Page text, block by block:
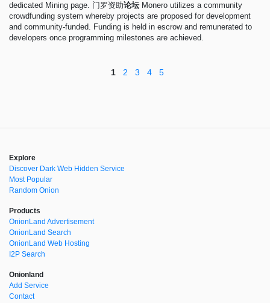
dedicated Mining page. 门罗资助论坛 Monero utilizes a community
crowdfunding system whereby projects are proposed for development
and community-funded. Funding is held in escrow and remunerated to
developers once programming milestones are achieved.
1 2 3 4 5
Explore
Discover Dark Web Hidden Service
Most Popular
Random Onion
Products
OnionLand Advertisement
OnionLand Search
OnionLand Web Hosting
I2P Search
Onionland
Add Service
Contact